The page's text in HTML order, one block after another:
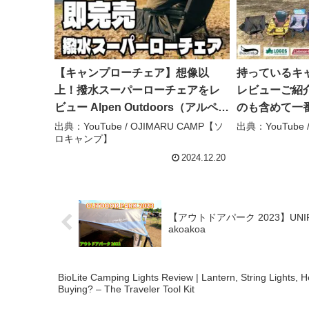
【キャンプローチェア】想像以
上！撥水スーパーローチェアをレ
ビュー Alpen Outdoors（アルペン
アウトドアーズ） – OJIMARU
CAMP【ソロキャンプ】
出典：YouTube / OJIMARU CAMP【ソ
ロキャンプ】
2024.12.20
持っているキ
レビューご紹
のも含めて一
ェアはこれだ
出典：YouTube
【アウトドアパーク 2023】
akoakoa
BioLite Camping Lights Review | Lantern, String Lights,
Buying? – The Traveler Tool Kit